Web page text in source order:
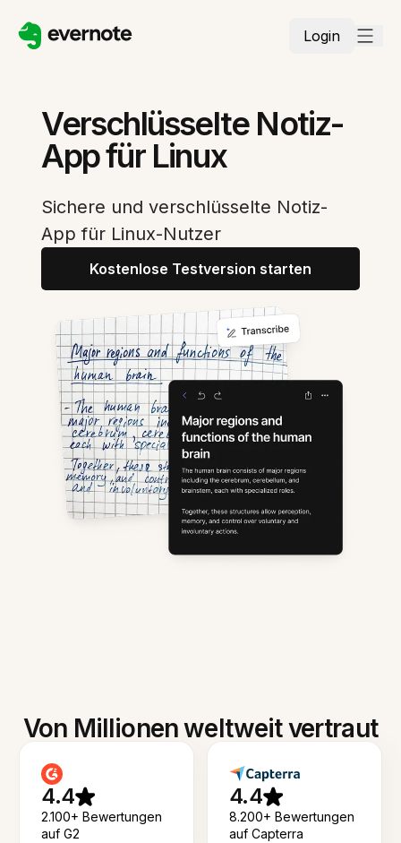
Login
Verschlüsselte Notiz-
App für Linux
Sichere und verschlüsselte Notiz-
App für Linux-Nutzer
Kostenlose Testversion starten
Von Millionen weltweit vertraut
4.4
2.100+ Bewertungen
auf G2
4.4
8.200+ Bewertungen
auf Capterra